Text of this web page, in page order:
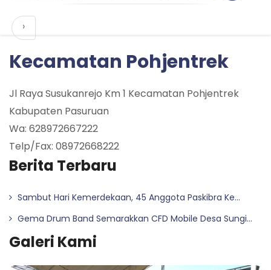
›
Kecamatan Pohjentrek
Jl Raya Susukanrejo Km 1 Kecamatan Pohjentrek
Kabupaten Pasuruan
Wa: 628972667222
Telp/Fax: 08972668222
Berita Terbaru
Sambut Hari Kemerdekaan, 45 Anggota Paskibra Ke...
Gema Drum Band Semarakkan CFD Mobile Desa Sungi...
Galeri Kami